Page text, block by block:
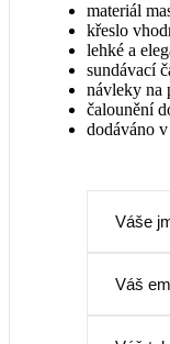
materiál
křeslo
lehké a
sundávací
návleky na
čalounění
dodáváno